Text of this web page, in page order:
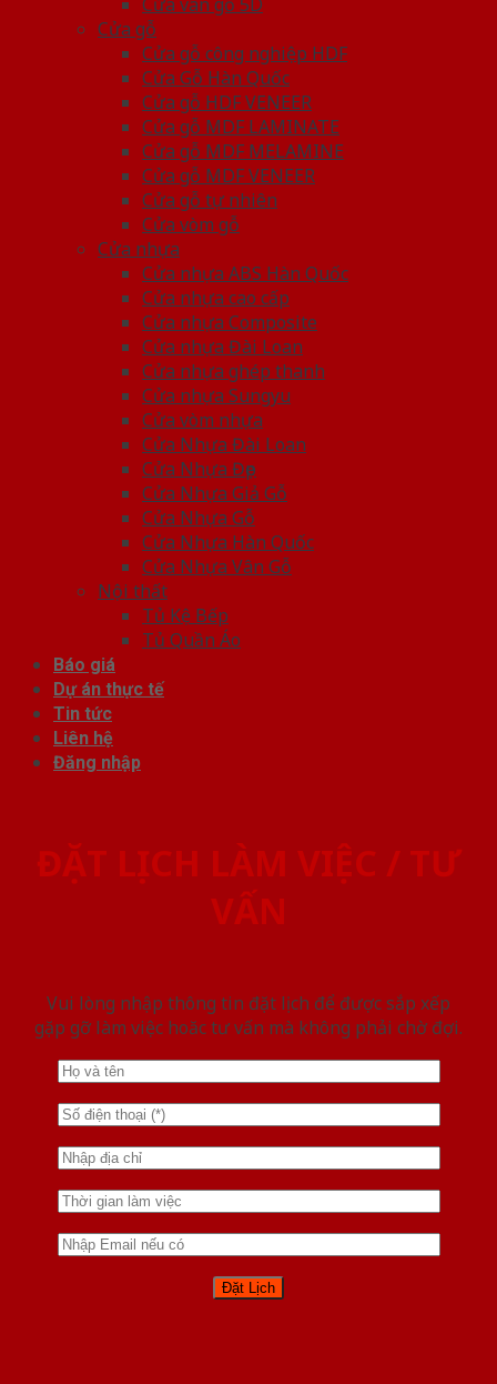
Cửa vân gỗ 5D
Cửa gỗ
Cửa gỗ công nghiệp HDF
Cửa Gỗ Hàn Quốc
Cửa gỗ HDF VENEER
Cửa gỗ MDF LAMINATE
Cửa gỗ MDF MELAMINE
Cửa gỗ MDF VENEER
Cửa gỗ tự nhiên
Cửa vòm gỗ
Cửa nhựa
Cửa nhựa ABS Hàn Quốc
Cửa nhựa cao cấp
Cửa nhựa Composite
Cửa nhựa Đài Loan
Cửa nhựa ghép thanh
Cửa nhựa Sungyu
Cửa vòm nhựa
Cửa Nhựa Đài Loan
Cửa Nhựa Đẹp
Cửa Nhựa Giả Gỗ
Cửa Nhựa Gỗ
Cửa Nhựa Hàn Quốc
Cửa Nhựa Vân Gỗ
Nội thất
Tủ Kệ Bếp
Tủ Quần Áo
Báo giá
Dự án thực tế
Tin tức
Liên hệ
Đăng nhập
ĐẶT LỊCH LÀM VIỆC / TƯ
VẤN
Vui lòng nhập thông tin đặt lịch để được sắp xếp
gặp gỡ làm việc hoăc tư vấn mà không phải chờ đợi.